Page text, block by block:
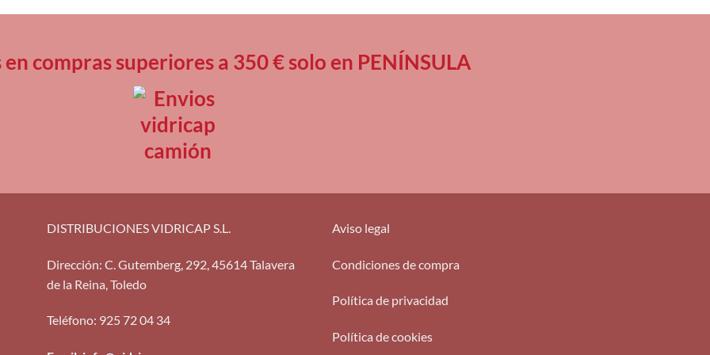
compras superiores a 350 € solo en PENÍNSULA
DISTRIBUCIONES VIDRICAP S.L.
Dirección: C. Gutemberg, 292, 45614 Talavera
de la Reina, Toledo
Teléfono: 925 72 04 34
Aviso legal
Condiciones de compra
Política de privacidad
Política de cookies